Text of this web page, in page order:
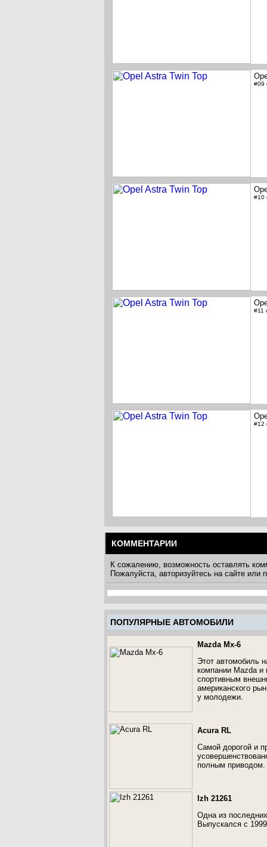
#09
#10
#11
#12
КОММЕНТАРИИ
К сожалению, возможность оставлять
Пожалуйста, авторизуйтесь на сайте
ПОПУЛЯРНЫЕ АВТОМОБИЛИ
Mazda Mx-6
Этот автомобиль
компании Mazda и
спортивным
американского
у молодежи.
Acura RL
Самой дорогой и
полным
Izh 21261
Одна из
Выпускался с